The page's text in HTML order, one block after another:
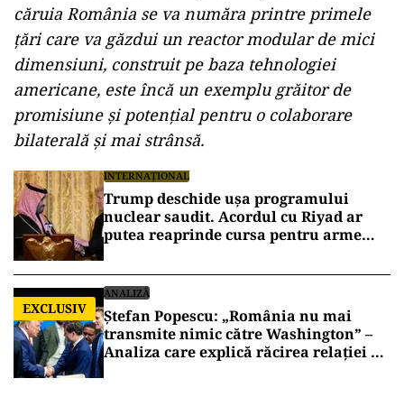
căruia România se va număra printre primele
țări care va găzdui un reactor modular de mici
dimensiuni, construit pe baza tehnologiei
americane, este încă un exemplu grăitor de
promisiune și potențial pentru o colaborare
bilaterală și mai strânsă.
INTERNAȚIONAL
Trump deschide ușa programului
nuclear saudit. Acordul cu Riyad ar
putea reaprinde cursa pentru arme
EXCLUSIV
ANALIZĂ
Ștefan Popescu: „România nu mai
transmite nimic către Washington” –
Analiza care explică răcirea relației cu